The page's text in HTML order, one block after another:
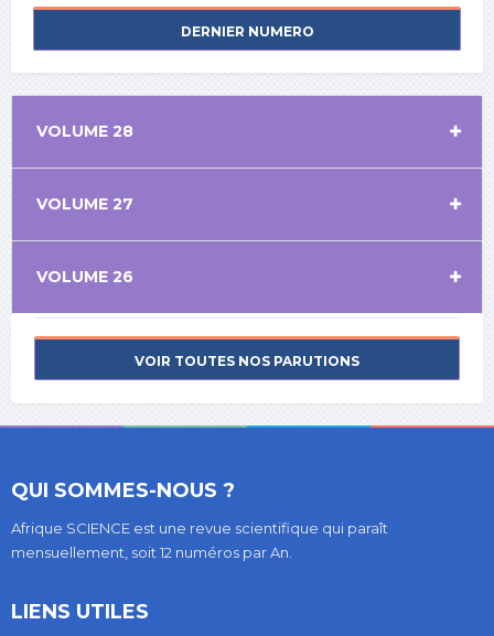
DERNIER NUMERO
VOLUME 28
VOLUME 27
VOLUME 26
VOIR TOUTES NOS PARUTIONS
QUI SOMMES-NOUS ?
Afrique SCIENCE est une revue scientifique qui paraît
mensuellement, soit 12 numéros par An.
LIENS UTILES